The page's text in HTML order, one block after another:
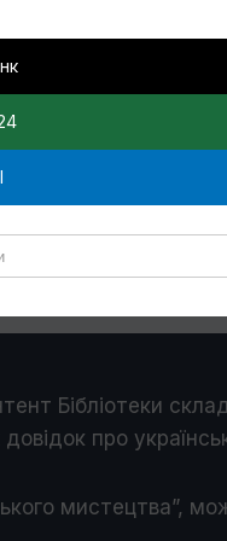
дзвінків, ні
Бібліотеки
про
мистецтва”,